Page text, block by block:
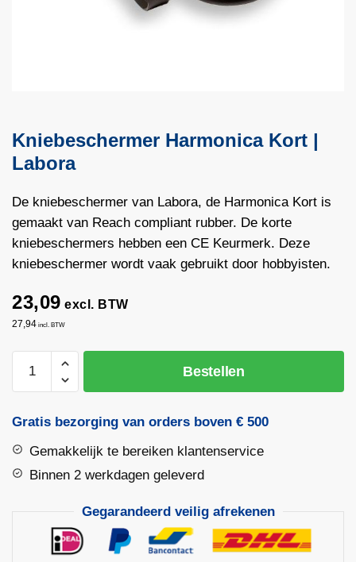
Kniebeschermer Harmonica Kort |
Labora
De kniebeschermer van Labora, de Harmonica Kort is
gemaakt van Reach compliant rubber. De korte
kniebeschermers hebben een CE Keurmerk. Deze
kniebeschermer wordt vaak gebruikt door hobbyisten.
23,09 excl. BTW
27,94 incl. BTW
Kniebeschermer
Harmonica
|
aantal
Bestellen
Gratis bezorging van orders boven € 500
Gemakkelijk te bereiken klantenservice
Binnen 2 werkdagen geleverd
Gegarandeerd veilig afrekenen